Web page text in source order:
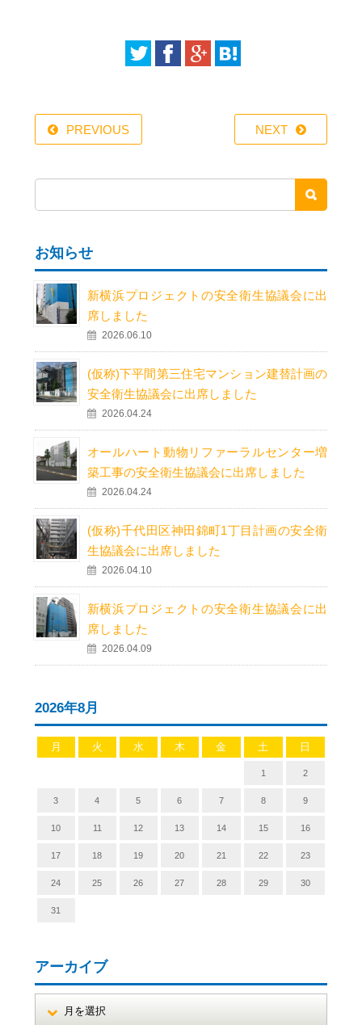
PREVIOUS NEXT
お知らせ
新横浜プロジェクトの安全衛生協議会に出
席しました
2026.06.10
(仮称)下平間第三住宅マンション建替計画の
安全衛生協議会に出席しました
2026.04.24
オールハート動物リファーラルセンター増
築工事の安全衛生協議会に出席しました
2026.04.24
(仮称)千代田区神田錦町1丁目計画の安全衛
生協議会に出席しました
2026.04.10
新横浜プロジェクトの安全衛生協議会に出
席しました
2026.04.09
2026年8月
月 火 水 木 金 土 日
1 2
3 4 5 6 7 8 9
10 11 12 13 14 15 16
17 18 19 20 21 22 23
24 25 26 27 28 29 30
31
アーカイブ